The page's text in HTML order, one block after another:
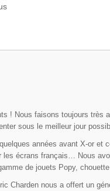
! Nous faisons toujours très
sous le meilleur jour
années avant X-or et
les écrans français… Nous
de jouets Popy,
Charden nous a offert un